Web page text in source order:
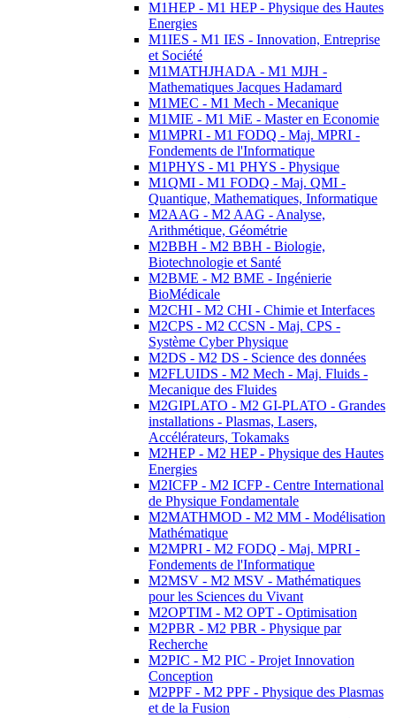
M1HEP - M1 HEP - Physique des Hautes
Energies
M1IES - M1 IES - Innovation, Entreprise
et Société
M1MATHJHADA - M1 MJH -
Mathematiques Jacques Hadamard
M1MEC - M1 Mech - Mecanique
M1MIE - M1 MiE - Master en Economie
M1MPRI - M1 FODQ - Maj. MPRI -
Fondements de l'Informatique
M1PHYS - M1 PHYS - Physique
M1QMI - M1 FODQ - Maj. QMI -
Quantique, Mathematiques, Informatique
M2AAG - M2 AAG - Analyse,
Arithmétique, Géométrie
M2BBH - M2 BBH - Biologie,
Biotechnologie et Santé
M2BME - M2 BME - Ingénierie
BioMédicale
M2CHI - M2 CHI - Chimie et Interfaces
M2CPS - M2 CCSN - Maj. CPS -
Système Cyber Physique
M2DS - M2 DS - Science des données
M2FLUIDS - M2 Mech - Maj. Fluids -
Mecanique des Fluides
M2GIPLATO - M2 GI-PLATO - Grandes
installations - Plasmas, Lasers,
Accélérateurs, Tokamaks
M2HEP - M2 HEP - Physique des Hautes
Energies
M2ICFP - M2 ICFP - Centre International
de Physique Fondamentale
M2MATHMOD - M2 MM - Modélisation
Mathématique
M2MPRI - M2 FODQ - Maj. MPRI -
Fondements de l'Informatique
M2MSV - M2 MSV - Mathématiques
pour les Sciences du Vivant
M2OPTIM - M2 OPT - Optimisation
M2PBR - M2 PBR - Physique par
Recherche
M2PIC - M2 PIC - Projet Innovation
Conception
M2PPF - M2 PPF - Physique des Plasmas
et de la Fusion